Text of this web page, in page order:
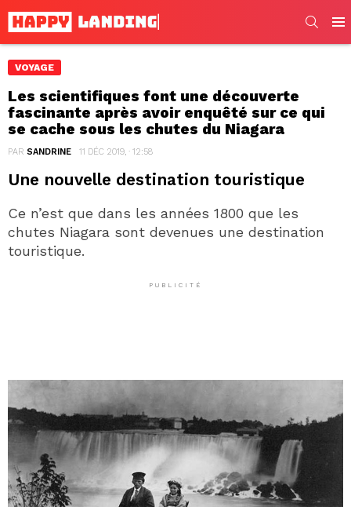
VOYAGE
Les scientifiques font une découverte
fascinante après avoir enquêté sur ce qui
se cache sous les chutes du Niagara
PAR SANDRINE 11 DÉC 2019, · 12:58
Une nouvelle destination touristique
Ce n’est que dans les années 1800 que les
chutes Niagara sont devenues une destination
touristique.
PUBLICITÉ